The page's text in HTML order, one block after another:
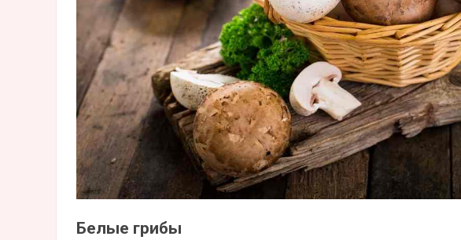
Белые грибы